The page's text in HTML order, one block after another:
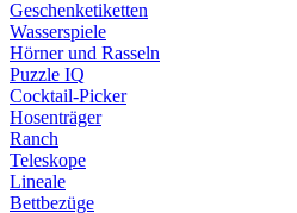
Geschenketiketten
Wasserspiele
Hörner und Rasseln
Puzzle IQ
Cocktail-Picker
Hosenträger
Ranch
Teleskope
Lineale
Bettbezüge